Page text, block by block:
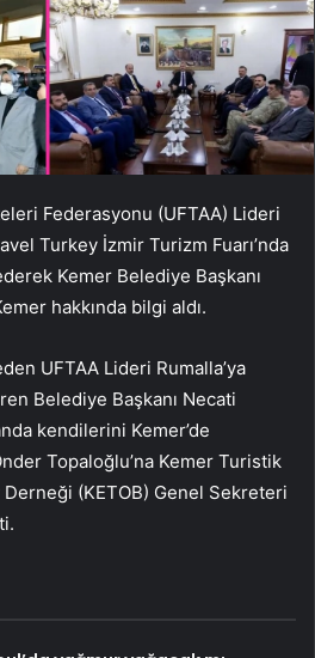
Federasyonu (UFTAA) Lideri
Turkey İzmir Turizm Fuarı’nda
Kemer Belediye Başkanı
hakkında bilgi aldı.
UFTAA Lideri Rumalla’ya
Belediye Başkanı Necati
kendilerini Kemer’de
Topaloğlu’na Kemer Turistik
(KETOB) Genel Sekreteri